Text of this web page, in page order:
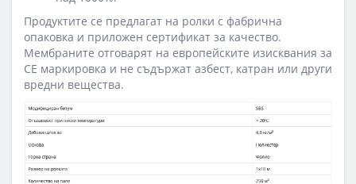
Продуктите се предлагат на ролки с фабрична
опаковка и приложен сертификат за качество.
Мембраните отговарят на европейските изисквания за
CE маркировка и не съдържат азбест, катран или други
вредни вещества.